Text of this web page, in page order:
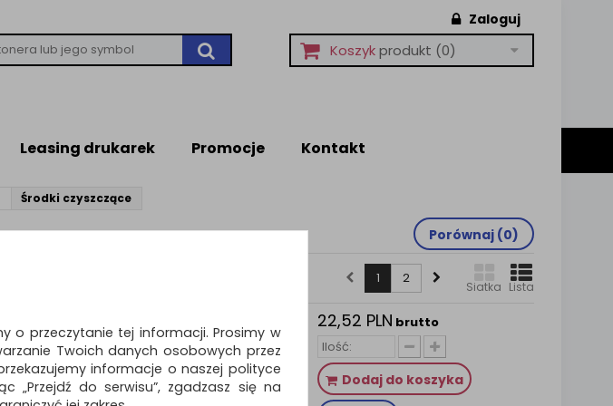
Zaloguj
Koszykprodukt (0)
Leasing drukarek Promocje Kontakt
Środki czyszczące
Porównaj (0)
Siatka Lista
1 2
dezynfekcji rąk, 500ml
żel do higienicznej dezynfekcji rąk…
Dostępność: 3 dni
22,52 PLN brutto
Dodaj do koszyka
o przeczytanie tej informacji. Prosimy w
Twoich danych osobowych przez
informacje o naszej polityce
„Przejdź do serwisu”, zgadzasz się na